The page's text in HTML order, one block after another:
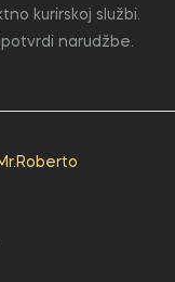
kurirskoj službi.
potvrdi narudžbe.